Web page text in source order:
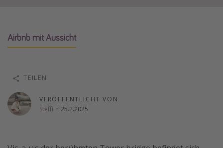
Alle Reisethemen
Wellnessurlaub
Disneyland Paris
Airbnb mit Aussicht
VERÖFFENTLICHT VON
Steffi · 25.2.2025
TEILEN